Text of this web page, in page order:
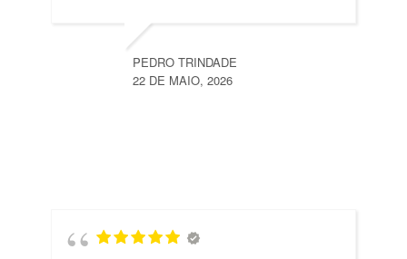
PEDRO TRINDADE
22 DE MAIO, 2026